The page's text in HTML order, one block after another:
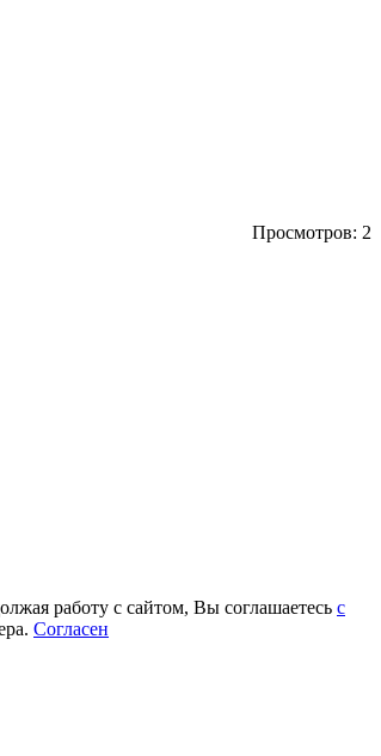
Просмотров: 2
работу с сайтом, Вы соглашаетесь с
Согласен